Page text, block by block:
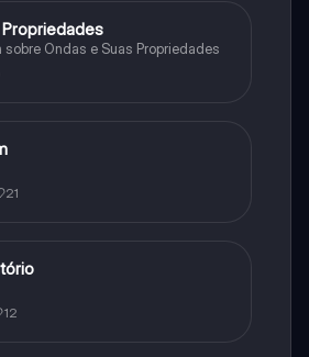
Ondas e Suas Propriedades
21
12